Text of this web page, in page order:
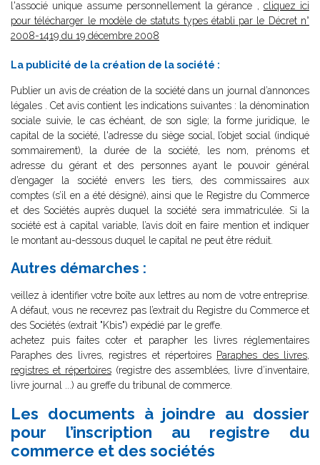
l'associé unique assume personnellement la gérance , cliquez ici
pour télécharger le modèle de statuts types établi par le Décret n°
2008-1419 du 19 décembre 2008
La publicité de la création de la société :
Publier un avis de création de la société dans un journal d’annonces
légales . Cet avis contient les indications suivantes : la dénomination
sociale suivie, le cas échéant, de son sigle; la forme juridique, le
capital de la société, l'adresse du siège social, l’objet social (indiqué
sommairement), la durée de la société, les nom, prénoms et
adresse du gérant et des personnes ayant le pouvoir général
d’engager la société envers les tiers, des commissaires aux
comptes (s’il en a été désigné), ainsi que le Registre du Commerce
et des Sociétés auprès duquel la société sera immatriculée. Si la
société est à capital variable, l’avis doit en faire mention et indiquer
le montant au-dessous duquel le capital ne peut être réduit.
Autres démarches :
veillez à identifier votre boîte aux lettres au nom de votre entreprise.
A défaut, vous ne recevrez pas l’extrait du Registre du Commerce et
des Sociétés (extrait "Kbis") expédié par le greffe.
achetez puis faites coter et parapher les livres réglementaires
Paraphes des livres, registres et répertoires Paraphes des livres,
registres et répertoires(registre des assemblées, livre d’inventaire,
livre journal ...) au greffe du tribunal de commerce.
Les documents à joindre au dossier
pour l’inscription au registre du
commerce et des sociétés